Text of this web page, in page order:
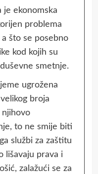
je ekonomska
problema
što se posebno
kod kojih su
smetnje.
ugrožena
broja
njihovo
to ne smije biti
službi za zaštitu
lišavaju prava i
zalažući se za